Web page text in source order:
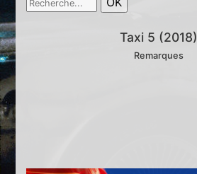
Taxi 5 (2018)
Remarques